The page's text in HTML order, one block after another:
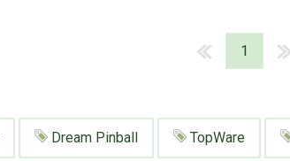
1
Dream Pinball TopWare